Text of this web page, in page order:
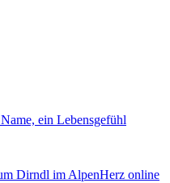
ein Lebensgefühl
Dirndl im AlpenHerz online